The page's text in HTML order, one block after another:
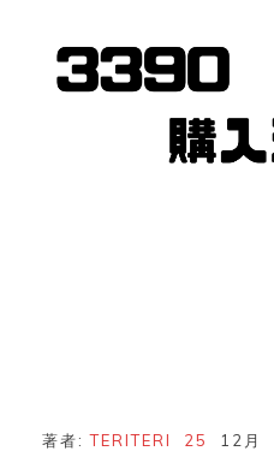
る？
著者:TERITERI 25 12月